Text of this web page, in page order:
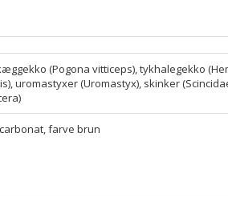
(Pogona vitticeps), tykhalegekko
uromastyxer (Uromastyx), skinker
farve brun